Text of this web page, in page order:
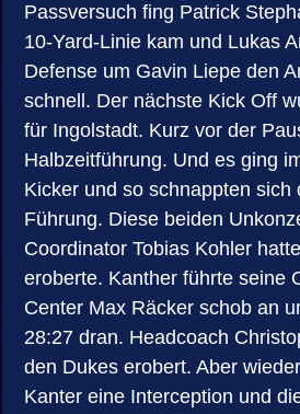
Passversuch fing Patrick
10-Yard-Linie kam und Lukas
Defense um Gavin Liepe den
schnell. Der nächste Kick Off
für Ingolstadt. Kurz vor der
Halbzeitführung. Und es ging
Kicker und so schnappten
Führung. Diese beiden
Coordinator Tobias Kohler
eroberte. Kanther führte seine
Center Max Räcker schob an
28:27 dran. Headcoach
den Dukes erobert. Aber
Kanter eine Interception und